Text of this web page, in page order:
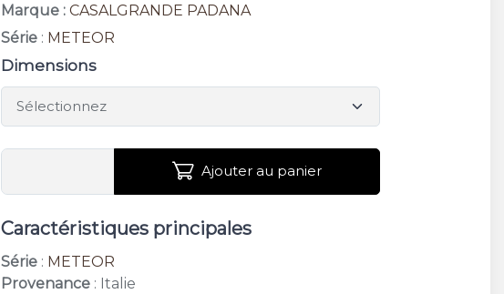
Marque : CASALGRANDE PADANA
Série : METEOR
Dimensions
Ajouter au panier
Caractéristiques principales
Série : METEOR
Provenance : Italie